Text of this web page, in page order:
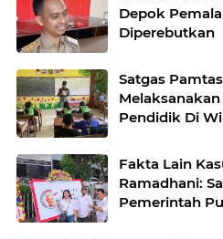
Depok
Diperebutkan
Satgas
Pendidik Di
Fakta Lain
Ramadhani:
Pemerintah